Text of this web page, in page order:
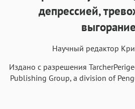
Аа
Courier
Аа
Courier New
депрессией,
Научный редактор
Издано с разрешения
Publishing Group, a division of